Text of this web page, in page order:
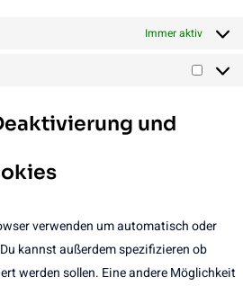
Immer aktiv
und
verwenden um automatisch oder
kannst außerdem spezifizieren ob
werden sollen. Eine andere Möglichkeit